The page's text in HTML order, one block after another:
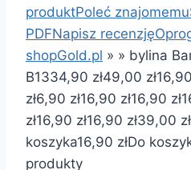
produktPoleć znajomemu
PDFNapisz recenzję
shopGold.pl » » bylina
B1334,90 zł49,00 zł
zł6,90 zł16,90 zł16,90 zł
zł16,90 zł16,90 zł39,00 zł
koszyka16,90 złDo
produkty